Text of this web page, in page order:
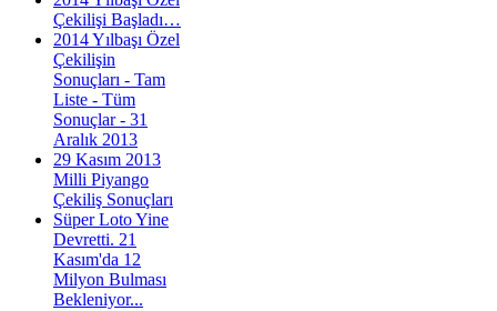
Çekilişi Başladı…
2014 Yılbaşı Özel
Çekilişin
Sonuçları - Tam
Liste - Tüm
Sonuçlar - 31
Aralık 2013
29 Kasım 2013
Milli Piyango
Çekiliş Sonuçları
Süper Loto Yine
Devretti. 21
Kasım'da 12
Milyon Bulması
Bekleniyor...